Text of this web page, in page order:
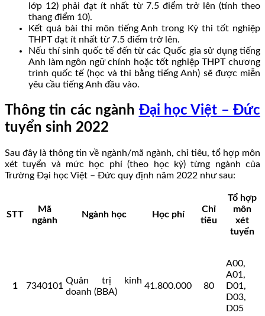
lớp 12) phải đạt ít nhất từ 7.5 điểm trở lên (tính theo
thang điểm 10).
Kết quả bài thi môn tiếng Anh trong Kỳ thi tốt nghiệp
THPT đạt ít nhất từ 7.5 điểm trở lên.
Nếu thí sinh quốc tế đến từ các Quốc gia sử dụng tiếng
Anh làm ngôn ngữ chính hoặc tốt nghiệp THPT chương
trình quốc tế (học và thi bằng tiếng Anh) sẽ được miễn
yêu cầu tiếng Anh đầu vào.
Thông tin các ngành Đại học Việt – Đức
tuyển sinh 2022
Sau đây là thông tin về ngành/mã ngành, chỉ tiêu, tổ hợp môn
xét tuyển và mức học phí (theo học kỳ) từng ngành của
Trường Đại học Việt – Đức quy định năm 2022 như sau:
STT
Mã
ngành
Ngành học Học phí
Chỉ
tiêu
Tổ hợp
môn
xét
tuyển
1 7340101
Quản trị kinh
doanh (BBA)
41.800.000 80
A00,
A01,
D01,
D03,
D05